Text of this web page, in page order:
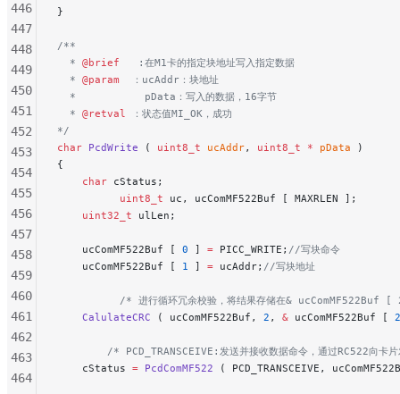
}
/**
  *
@brief
   :在M1卡的指定块地址写入指定数据
  *
@param
  ：ucAddr：块地址
  *           pData：写入的数据，16字节
  *
@retval ：状态值MI_OK，成功
*/
char PcdWrite ( uint8_t ucAddr, uint8_t * pData )
{
    char
cStatus;
          uint8_t
uc, ucComMF522Buf [ MAXRLEN ];
    uint32_t
ulLen;
    ucComMF522Buf [
0 ] = PICC_WRITE; //写块命令
    ucComMF522Buf [
1 ] = ucAddr; //写块地址
/* 进行循环冗余校验，将结果存储在& ucComMF522Buf [
    CalulateCRC
( ucComMF522Buf, 2 , & ucComMF522Buf [ 2
/* PCD_TRANSCEIVE:发送并接收数据命令，通过RC522向卡片
    cStatus
= PcdComMF522 ( PCD_TRANSCEIVE,
446
447
448
449
450
451
452
453
454
455
456
457
458
459
460
461
462
463
464